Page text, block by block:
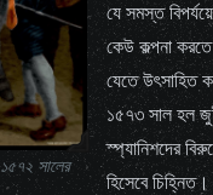
সালের
যে সমস্ত
কেউ কল্পনা
যেতে উৎসাহিত
১৫৭৩ সাল হল
স্প্যানিশদের
হিসেবে